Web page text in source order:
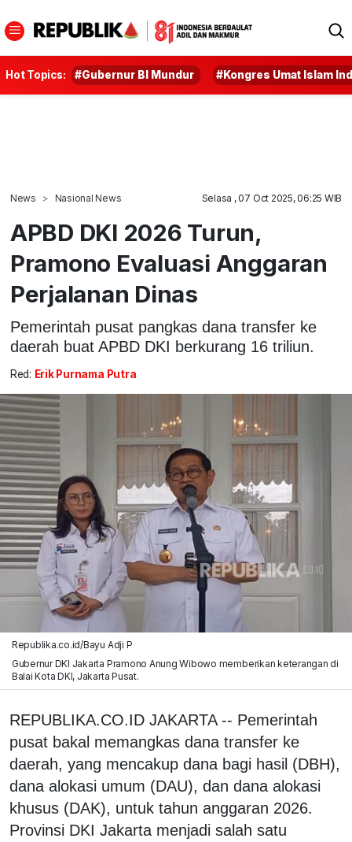
Hot Topics: #Gubernur BI Mundur #Kongres Umat Islam
News Nasional News Selasa , 07 Oct 2025, 06:25 WIB
APBD DKI 2026 Turun,
Pramono Evaluasi Anggaran
Perjalanan Dinas
Pemerintah pusat pangkas dana transfer ke
daerah buat APBD DKI berkurang 16 triliun.
Red: Erik Purnama Putra
Republika.co.id/Bayu Adji P
Gubernur DKI Jakarta Pramono Anung Wibowo memberikan keterangan di
Balai Kota DKI, Jakarta Pusat.
REPUBLIKA.CO.ID JAKARTA -- Pemerintah
pusat bakal memangkas dana transfer ke
daerah, yang mencakup dana bagi hasil (DBH),
dana alokasi umum (DAU), dan dana alokasi
khusus (DAK), untuk tahun anggaran 2026.
Provinsi DKI Jakarta menjadi salah satu